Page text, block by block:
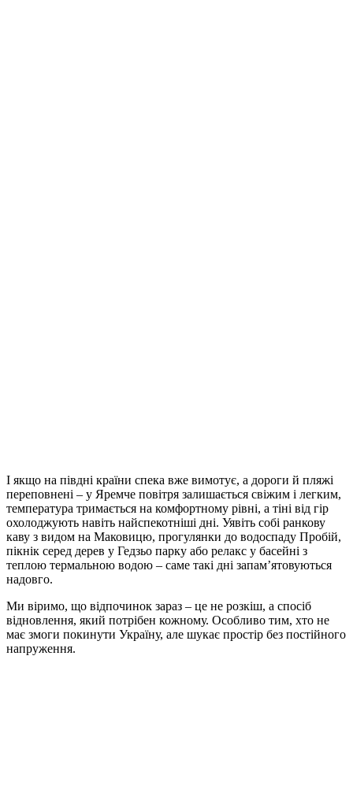
І якщо на півдні країни спека вже вимотує, а дороги й пляжі
переповнені – у Яремче повітря залишається свіжим і легким,
температура тримається на комфортному рівні, а тіні від гір
охолоджують навіть найспекотніші дні. Уявіть собі ранкову
каву з видом на Маковицю, прогулянки до водоспаду Пробій,
пікнік серед дерев у Гедзьо парку або релакс у басейні з
теплою термальною водою – саме такі дні запам’ятовуються
надовго.
Ми віримо, що відпочинок зараз – це не розкіш, а спосіб
відновлення, який потрібен кожному. Особливо тим, хто не
має змоги покинути Україну, але шукає простір без постійного
напруження.